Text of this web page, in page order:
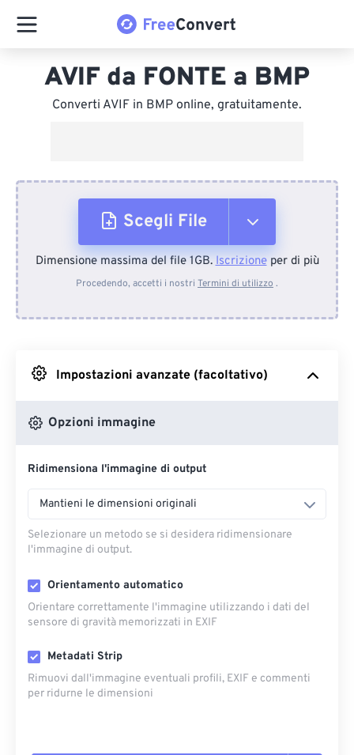
AVIF da FONTE a BMP
Converti AVIF in BMP online, gratuitamente.
Scegli File
Dal dispositivo
Da Google Drive
Dimensione massima del file 1GB.Iscrizioneper di più
Procedendo, accetti i nostri Termini di utilizzo .
Impostazioni avanzate (facoltativo)
Opzioni immagine
Ridimensiona l'immagine di output
Mantieni le dimensioni originali
Selezionare un metodo se si desidera ridimensionare
l'immagine di output.
Orientamento automatico
Orientare correttamente l'immagine utilizzando i dati del
sensore di gravità memorizzati in EXIF
Metadati Strip
Rimuovi dall'immagine eventuali profili, EXIF ​​e commenti
per ridurne le dimensioni